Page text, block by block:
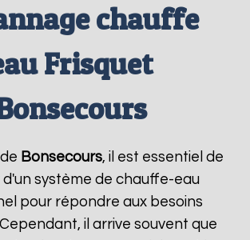
chauffe
Frisquet
Bonsecours, il est essentiel de
d'un système de chauffe-eau
pour répondre aux besoins
il arrive souvent que